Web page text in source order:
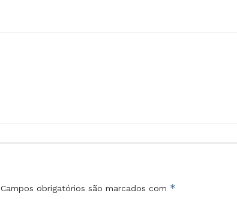
Campos obrigatórios são marcados com *